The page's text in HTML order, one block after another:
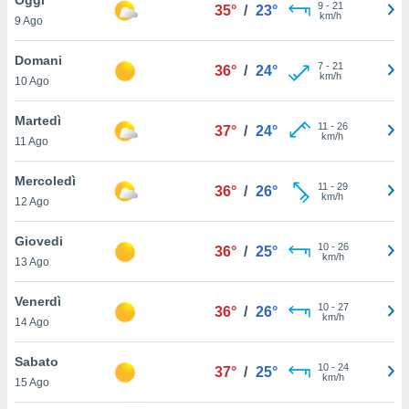
è
al sito
di
ci
di
il
un
la
nella
9 Ago
35° / 23° 9- 21
km/h
Domani
10 Ago
36° / 24° 7- 21
km/h
Martedì
11 Ago
37° / 24° 11 - 26
km/h
Mercoledì
12 Ago
36° / 26° 11 - 29
km/h
Giovedi
13 Ago
36° / 25° 10- 26
km/h
Venerdì
14 Ago
36° / 26° 10- 27
km/h
Sabato
15 Ago
37° / 25° 10- 24
km/h